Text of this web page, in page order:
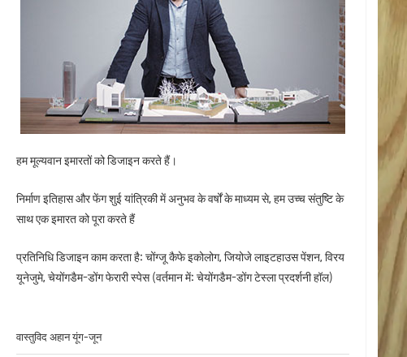
हम मूल्यवान इमारतों को डिजाइन करते हैं।
निर्माण इतिहास और फेंग शुई यांत्रिकी में अनुभव के वर्षों के माध्यम से, हम उच्च संतुष्टि के
साथ एक इमारत को पूरा करते हैं
प्रतिनिधि डिजाइन काम करता है: चोंग्जू कैफे इकोलोग, जियोजे लाइटहाउस पेंशन, विरय
यूनेजुमे, चेयोंगडैम-डोंग फेरारी स्पेस (वर्तमान में: चेयोंगडैम-डोंग टेस्ला प्रदर्शनी हॉल)
वास्तुविद अहान यूंग-जून